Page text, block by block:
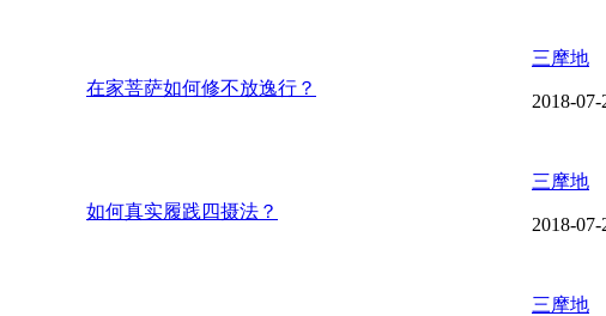
在家菩萨如何修不放逸行？
三摩地
2018-07-
如何真实履践四摄法？
三摩地
2018-07-
三摩地